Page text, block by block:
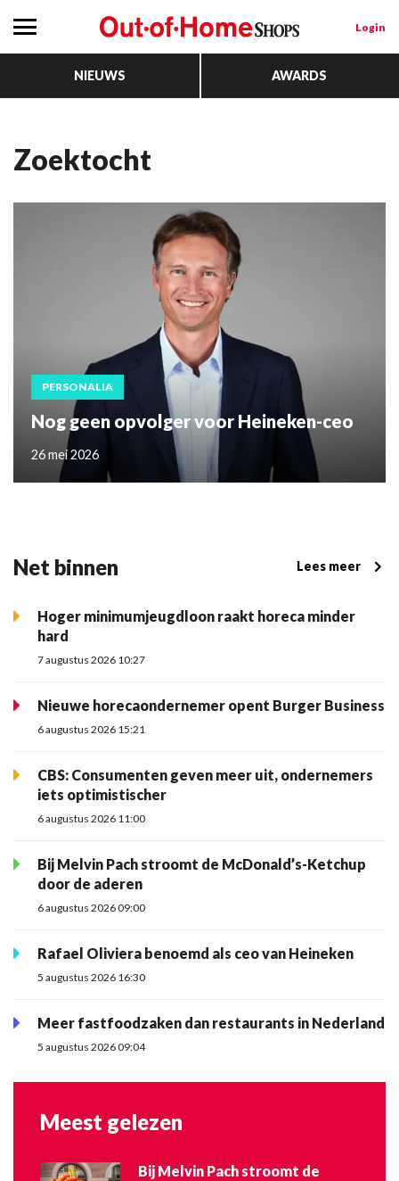
Login
NIEUWS AWARDS
zoektocht
PERSONALIA
Nog geen opvolger voor Heineken-ceo
26 mei 2026
Net binnen Lees meer
Hoger minimumjeugdloon raakt horeca minder
hard
7 augustus 2026 10:27
Nieuwe horecaondernemer opent Burger Business
6 augustus 2026 15:21
CBS: Consumenten geven meer uit, ondernemers
iets optimistischer
6 augustus 2026 11:00
Bij Melvin Pach stroomt de McDonald’s-Ketchup
door de aderen
6 augustus 2026 09:00
Rafael Oliviera benoemd als ceo van Heineken
5 augustus 2026 16:30
Meer fastfoodzaken dan restaurants in Nederland
5 augustus 2026 09:04
Meest gelezen
Bij Melvin Pach stroomt de